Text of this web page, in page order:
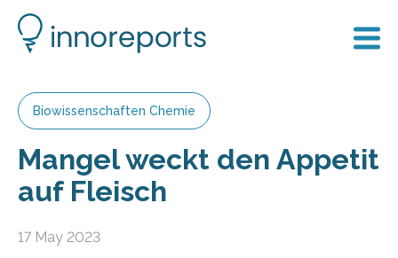
Biowissenschaften Chemie
Mangel weckt den Appetit
auf Fleisch
17 May 2023